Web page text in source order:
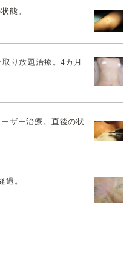
態。
り放題治療。4カ月
ザー治療。直後の状
過。